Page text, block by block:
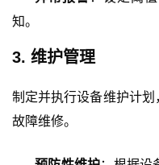
知。
3. 维护管理
制定并执行设备维护计
故障维修。